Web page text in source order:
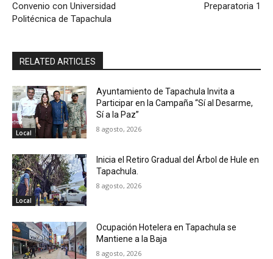
Convenio con Universidad
Politécnica de Tapachula
Preparatoria 1
RELATED ARTICLES
Local
Ayuntamiento de Tapachula Invita a
Participar en la Campaña “Sí al Desarme,
Sí a la Paz”
8 agosto, 2026
Local
Inicia el Retiro Gradual del Árbol de Hule en
Tapachula.
8 agosto, 2026
Ocupación Hotelera en Tapachula se
Mantiene a la Baja
8 agosto, 2026